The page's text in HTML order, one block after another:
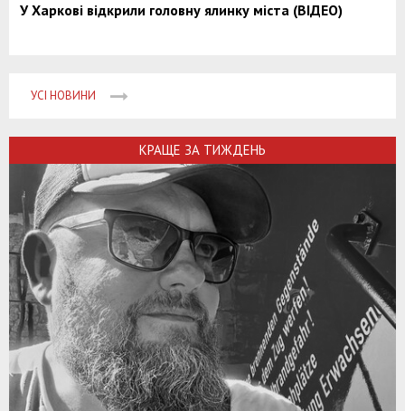
У Харкові відкрили головну ялинку міста (ВІДЕО)
УСІ НОВИНИ
КРАЩЕ ЗА ТИЖДЕНЬ